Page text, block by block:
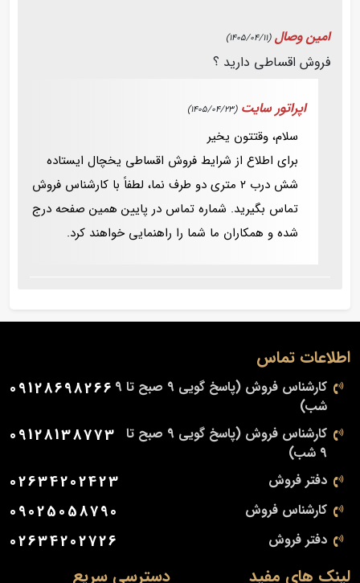
امین وصال(1405/04/11)
فروش اقساطی دارید ؟
اپراتور سایت (1405/04/23)
سلام، وقتتون یخیر
برای اطلاع از شرایط فروش اقساطی یخچال ایستاده
شش درب ۲ متری دو طرف نما، لطفاً با کارشناس فروش
تماس بگیرید. شماره تماس در پایین همین صفحه درج
شده و همکاران ما شما را راهنمایی خواهند کرد.
دسترسی سریع لینک های مفید
اطلاعات تماس
کارشناس فروش (پاسخ گویی 9 صبح تا 9
شب)
09128698266
کارشناس فروش (پاسخ گویی 9 صبح تا
9 شب)
09128138773
دفتر فروش 02634202423
کارشناس فروش 09025058790
دفتر فروش 02634202726